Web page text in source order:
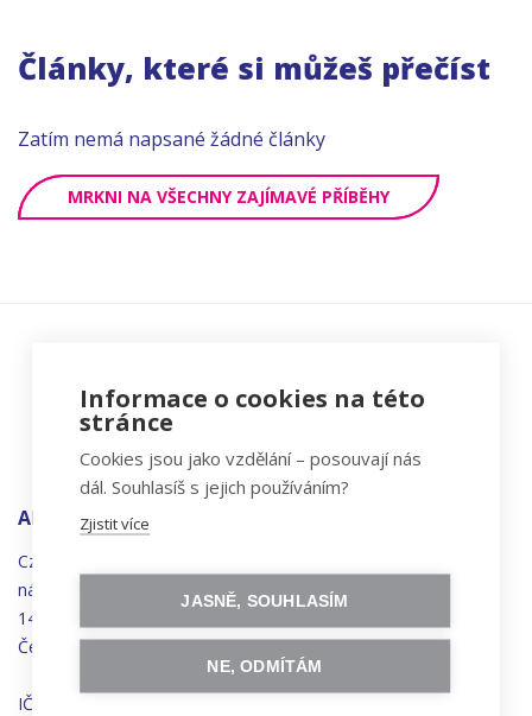
Články, které si můžeš přečíst
Zatím nemá napsané žádné články
MRKNI NA VŠECHNY ZAJÍMAVÉ PŘÍBĚHY
ADRESA
Czechitas, z.ú.
náměstí
Synků 1748/17
140 00 Praha 4 - Nusle
Česká republika
IČO 22834958 | DIČ CZ22834958
Informace o cookies na této
stránce
Cookies jsou jako vzdělání – posouvají nás
dál. Souhlasíš s jejich používáním?
Zjistit více
JASNĚ, SOUHLASÍM
NE, ODMÍTÁM